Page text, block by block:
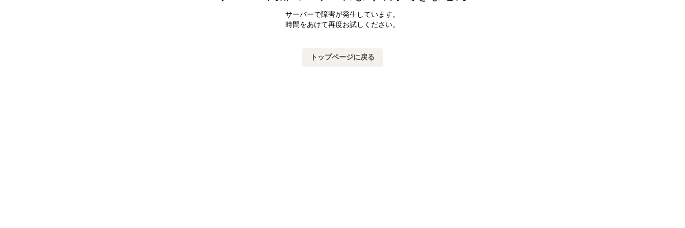
サーバーで障害が発生しています。
時間をあけて再度お試しください。
トップページに戻る